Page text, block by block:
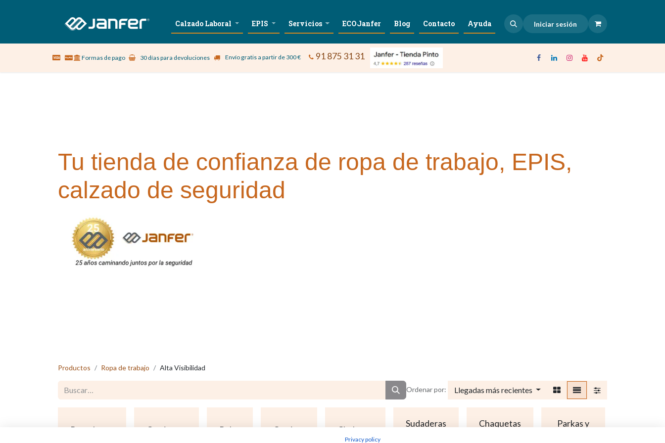
Sobre nosotros Vestuario Laboral Calzado Laboral EPIS Servicios ECOJanfer Blog Contacto Ayuda Iniciar sesión
Formas de pago 30 días para devoluciones Envío gratis a partir de 300 € 91 875 31 31
Tu tienda de confianza de ropa de trabajo, EPIS,
calzado de seguridad
Productos Ropa de trabajo Alta Visibilidad
Ordenar por: Llegadas más recientes
Pantalones Camisetas Polos Camisas Chalecos
Sudaderas
Chaquetas
Parkas y
Privacy policy